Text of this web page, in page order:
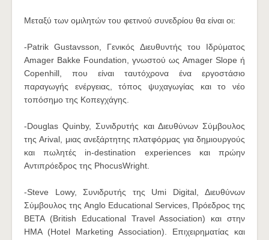
Μεταξύ των ομιλητών του φετινού συνεδρίου θα είναι οι:
-Patrik Gustavsson, Γενικός Διευθυντής του Ιδρύματος
Αmager Bakke Foundation, γνωστού ως Amager Slope ή
Copenhill, που είναι ταυτόχρονα ένα εργοστάσιο
παραγωγής ενέργειας, τόπος ψυχαγωγίας και το νέο
τοπόσημο της Κοπεγχάγης.
-Douglas Quinby, Συνιδρυτής και Διευθύνων Σύμβουλος
της Arival, μιας ανεξάρτητης πλατφόρμας για δημιουργούς
και πωλητές in-destination experiences και πρώην
Αντιπρόεδρος της PhocusWright.
-Steve Lowy, Συνιδρυτής της Umi Digital, Διευθύνων
Σύμβουλος της Anglo Educational Services, Πρόεδρος της
BETA (British Educational Travel Association) και στην
HMA (Hotel Marketing Association). Επιχειρηματίας και